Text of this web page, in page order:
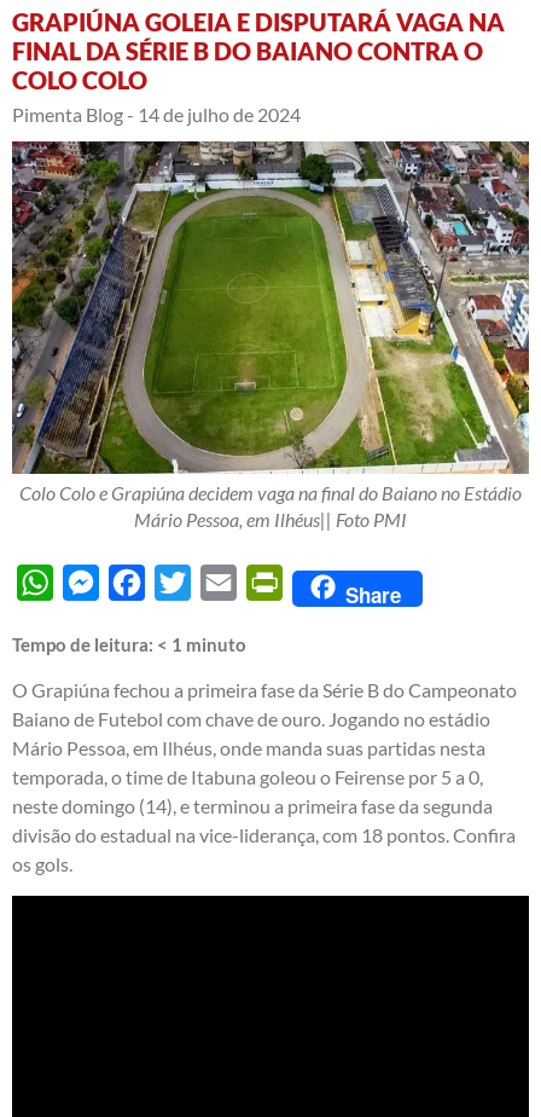
GRAPIÚNA GOLEIA E DISPUTARÁ VAGA NA
FINAL DA SÉRIE B DO BAIANO CONTRA O
COLO COLO
Pimenta Blog - 14 de julho de 2024
Colo Colo e Grapiúna decidem vaga na final do Baiano no Estádio
Mário Pessoa, em Ilhéus|| Foto PMI
WhatsAppMessengerFacebook
Twitter Email PrintFriendly
Share
Tempo de leitura: < 1 minuto
O Grapiúna fechou a primeira fase da Série B do Campeonato
Baiano de Futebol com chave de ouro. Jogando no estádio
Mário Pessoa, em Ilhéus, onde manda suas partidas nesta
temporada, o time de Itabuna goleou o Feirense por 5 a 0,
neste domingo (14), e terminou a primeira fase da segunda
divisão do estadual na vice-liderança, com 18 pontos. Confira
os gols.